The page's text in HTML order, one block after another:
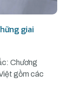
giai
Chương
gồm các